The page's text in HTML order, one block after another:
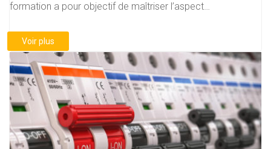
formation a pour objectif de maîtriser l’aspect…
Voir plus